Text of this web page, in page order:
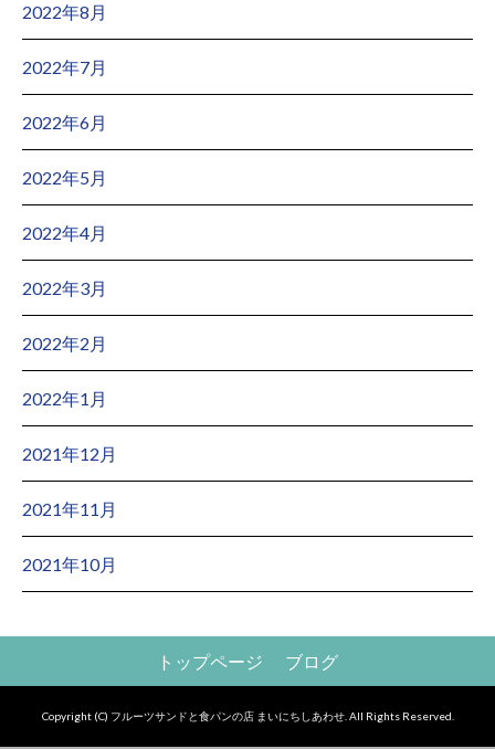
2022年8月
2022年7月
2022年6月
2022年5月
2022年4月
2022年3月
2022年2月
2022年1月
2021年12月
2021年11月
2021年10月
トップページ ブログ
Copyright (C) フルーツサンドと食パンの店 まいにちしあわせ. All Rights Reserved.